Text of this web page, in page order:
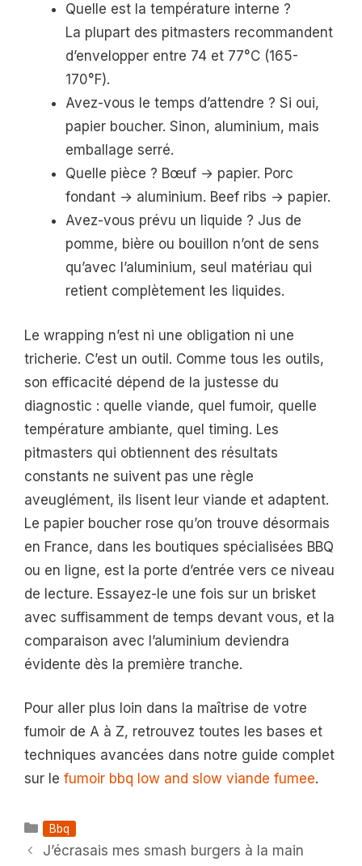
Quelle est la température interne ?
La plupart des pitmasters recommandent
d’envelopper entre 74 et 77°C (165-
170°F).
Avez-vous le temps d’attendre ? Si oui,
papier boucher. Sinon, aluminium, mais
emballage serré.
Quelle pièce ? Bœuf → papier. Porc
fondant → aluminium. Beef ribs → papier.
Avez-vous prévu un liquide ? Jus de
pomme, bière ou bouillon n’ont de sens
qu’avec l’aluminium, seul matériau qui
retient complètement les liquides.
Le wrapping n’est ni une obligation ni une
tricherie. C’est un outil. Comme tous les outils,
son efficacité dépend de la justesse du
diagnostic : quelle viande, quel fumoir, quelle
température ambiante, quel timing. Les
pitmasters qui obtiennent des résultats
constants ne suivent pas une règle
aveuglément, ils lisent leur viande et adaptent.
Le papier boucher rose qu’on trouve désormais
en France, dans les boutiques spécialisées BBQ
ou en ligne, est la porte d’entrée vers ce niveau
de lecture. Essayez-le une fois sur un brisket
avec suffisamment de temps devant vous, et la
comparaison avec l’aluminium deviendra
évidente dès la première tranche.
Pour aller plus loin dans la maîtrise de votre
fumoir de A à Z, retrouvez toutes les bases et
techniques avancées dans notre guide complet
sur le fumoir bbq low and slow viande fumee.
Catégories
Bbq
J’écrasais mes smash burgers à la main